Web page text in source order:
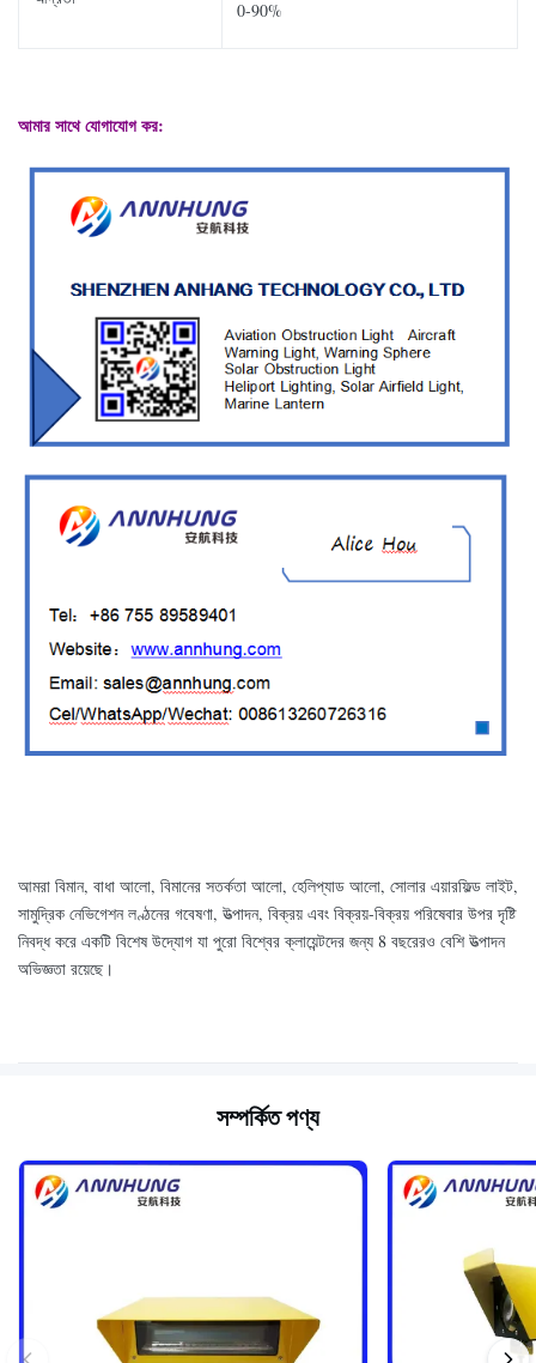
0-90%
আমার সাথে যোগাযোগ কর:
আমরা বিমান, বাধা আলো, বিমানের সতর্কতা আলো, হেলিপ্যাড আলো, সোলার এয়ারফিল্ড লাইট,
সামুদ্রিক নেভিগেশন লণ্ঠনের গবেষণা, উত্পাদন, বিক্রয় এবং বিক্রয়-বিক্রয় পরিষেবার উপর দৃষ্টি
নিবদ্ধ করে একটি বিশেষ উদ্যোগ যা পুরো বিশ্বের ক্লায়েন্টদের জন্য 8 বছরেরও বেশি উত্পাদন
অভিজ্ঞতা রয়েছে।
সম্পর্কিত পণ্য